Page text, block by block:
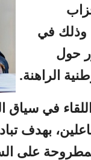
وذلك في
حول
الراهنة.
في سياق
بهدف
على